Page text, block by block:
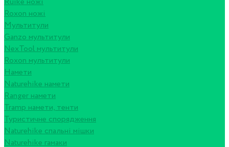
Roxon ножi
Мультитули
Ganzo мультитули
NexTool мультитули
Roxon мультитули
Намети
Naturehike намети
Ranger намети
Tramp намети, тенти
Туристичне спорядження
Naturehike спальні мішки
Naturehike гамаки